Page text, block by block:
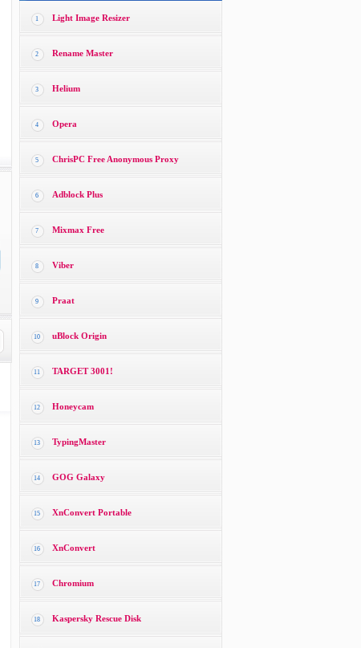
1 Light Image Resizer
2 Rename Master
3 Helium
4 Opera
5 ChrisPC Free Anonymous Proxy
6 Adblock Plus
7 Mixmax Free
8 Viber
9 Praat
10 uBlock Origin
11 TARGET 3001!
12 Honeycam
13 TypingMaster
14 GOG Galaxy
15 XnConvert Portable
16 XnConvert
17 Chromium
18 Kaspersky Rescue Disk